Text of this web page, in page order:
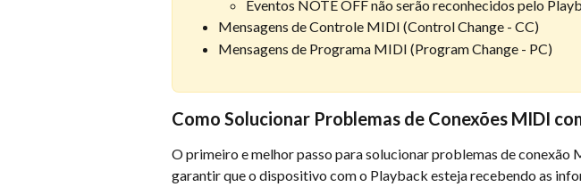
Eventos NOTE OFF não serão reconhecidos pelo
Mensagens de Controle MIDI (Control Change - CC)
Mensagens de Programa MIDI (Program Change - PC)
Como Solucionar Problemas de Conexões MIDI
O primeiro e melhor passo para solucionar problemas de conexão
garantir que o dispositivo com o Playback esteja recebendo as